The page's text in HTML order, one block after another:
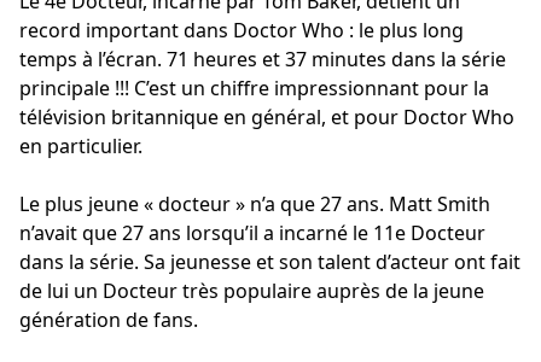
record important dans Doctor Who : le plus long
temps à l’écran. 71 heures et 37 minutes dans la série
principale !!! C’est un chiffre impressionnant pour la
télévision britannique en général, et pour Doctor Who
en particulier.
Le plus jeune « docteur » n’a que 27 ans. Matt Smith
n’avait que 27 ans lorsqu’il a incarné le 11e Docteur
dans la série. Sa jeunesse et son talent d’acteur ont fait
de lui un Docteur très populaire auprès de la jeune
génération de fans.